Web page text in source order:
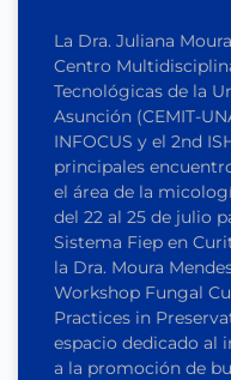
La Dra. Juliana
Centro
Tecnológicas de la
Asunción (CEMIT-
INFOCUS y el 2nd
principales
el área de la
del 22 al 25 de julio
Sistema Fiep en
la Dra. Moura
Workshop Fungal
Practices in
espacio dedicado al
a la promoción de